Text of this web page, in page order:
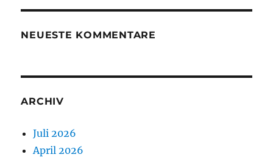
NEUESTE KOMMENTARE
ARCHIV
Juli 2026
April 2026